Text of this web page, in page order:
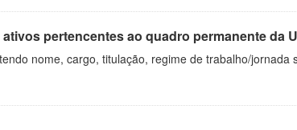
pertencentes ao quadro permanente da
nome, cargo, titulação, regime de trabalho/jornada